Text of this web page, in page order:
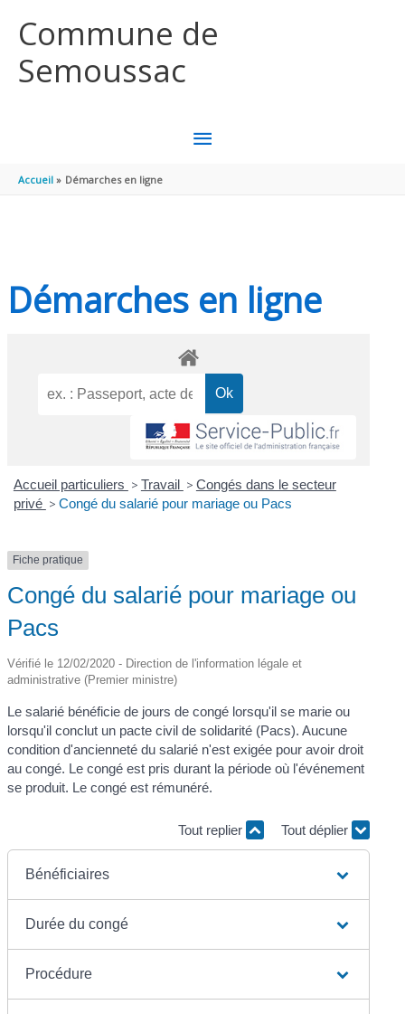
Commune de
Semoussac
MENU
Accueil Démarches en ligne
Démarches en ligne
Accueil particuliers > Travail > Congés dans le secteur
privé > Congé du salarié pour mariage ou Pacs
Fiche pratique
Congé du salarié pour mariage ou
Pacs
Vérifié le 12/02/2020 - Direction de l'information légale et
administrative (Premier ministre)
Le salarié bénéficie de jours de congé lorsqu'il se marie ou
lorsqu'il conclut un pacte civil de solidarité (Pacs). Aucune
condition d'ancienneté du salarié n'est exigée pour avoir droit
au congé. Le congé est pris durant la période où l'événement
se produit. Le congé est rémunéré.
Tout replier Tout déplier
Bénéficiaires
Durée du congé
Procédure